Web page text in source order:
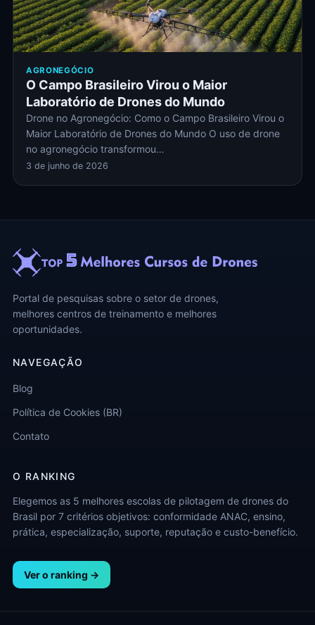
AGRONEGÓCIO
O Campo Brasileiro Virou o Maior
Laboratório de Drones do Mundo
Drone no Agronegócio: Como o Campo Brasileiro Virou o
Maior Laboratório de Drones do Mundo O uso de drone
no agronegócio transformou…
3 de junho de 2026
Portal de pesquisas sobre o setor de drones,
melhores centros de treinamento e melhores
oportunidades.
NAVEGAÇÃO
Blog
Política de Cookies (BR)
Contato
O RANKING
Elegemos as 5 melhores escolas de pilotagem de drones do
Brasil por 7 critérios objetivos: conformidade ANAC, ensino,
prática, especialização, suporte, reputação e custo-benefício.
Ver o ranking →